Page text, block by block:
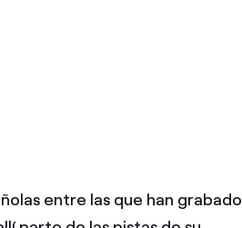
entre las que han grabado